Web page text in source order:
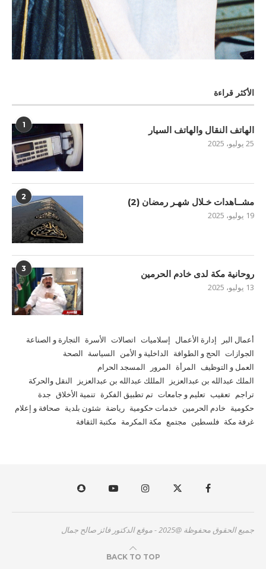
الأكثر قراءة
1 الهاتف النقال والهاتف السيار
25 يوليو، 2025
2 مشــاهدات خـلال شهـر رمضان (2)
19 يوليو، 2025
3 روحانية مكة لدى خادم الحرمين
13 يوليو، 2025
أعمال البر إدارة الأعمال إسلاميات اتصالات الأسرة التجارة و الصناعة
الجوازات الحج و الطوافة الداخلية و الأمن السياسة الصحة
العمل و التوظيف المرأة المرور
المسجد الحرام
الملك عبدالله بن عبدالعزيز
المللك عبدالله بن عبدالعزيز
النقل والحركة
تراجم تعقيب تعليم و جامعات تم تطبيق الفكرة تنمية الأخلاق جدة
حكومية خادم الحرمين خدمات حكومية رياضة شئون بلدية صحافة و إعلام
غرفة مكة فلسطين مجتمع مكة المكرمة مكتبة الثقافة
جميع الحقوق محفوظة @2025 - موقع الدكتور فائز صالح جمال
BACK TO TOP